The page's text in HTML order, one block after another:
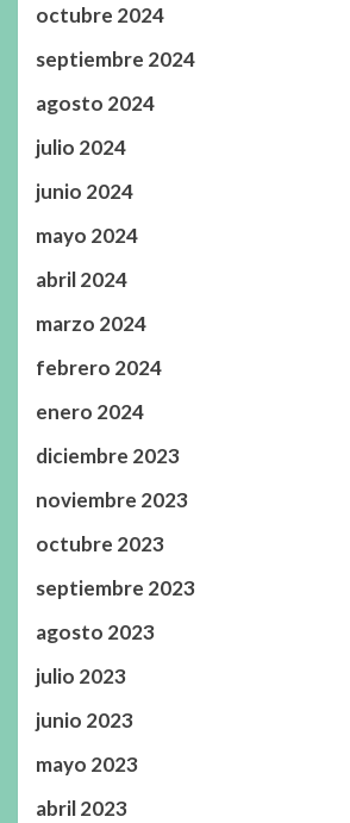
octubre 2024
septiembre 2024
agosto 2024
julio 2024
junio 2024
mayo 2024
abril 2024
marzo 2024
febrero 2024
enero 2024
diciembre 2023
noviembre 2023
octubre 2023
septiembre 2023
agosto 2023
julio 2023
junio 2023
mayo 2023
abril 2023